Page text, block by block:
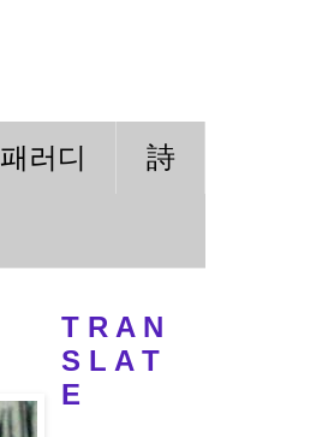
패러디 詩
T R A N
S L A T
E